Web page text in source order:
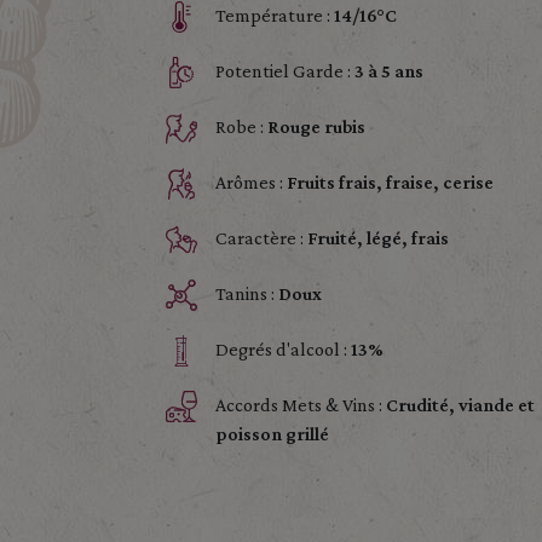
Température : 14/16°C
Potentiel Garde : 3 à 5 ans
Robe : Rouge rubis
Arômes : Fruits frais, fraise, cerise
Caractère : Fruité, légé, frais
Tanins : Doux
Degrés d'alcool : 13%
Accords Mets & Vins : Crudité, viande et
poisson grillé